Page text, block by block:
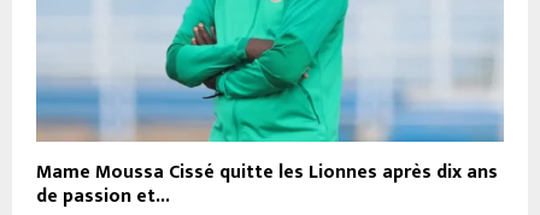
Mame Moussa Cissé quitte les Lionnes après dix ans
de passion et...